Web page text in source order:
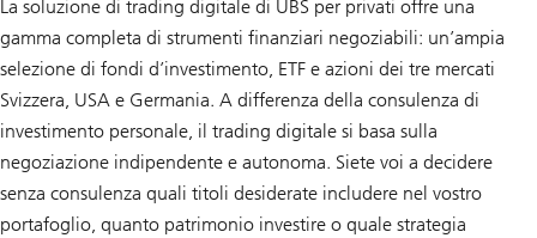
La soluzione di trading digitale di UBS per privati offre una
gamma completa di strumenti finanziari negoziabili: un’ampia
selezione di fondi d’investimento, ETF e azioni dei tre mercati
Svizzera, USA e Germania. A differenza della consulenza di
investimento personale, il trading digitale si basa sulla
negoziazione indipendente e autonoma. Siete voi a decidere
senza consulenza quali titoli desiderate includere nel vostro
portafoglio, quanto patrimonio investire o quale strategia